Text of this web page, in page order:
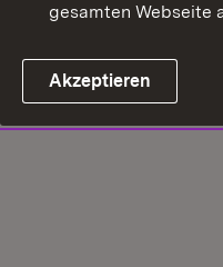
gesamten Webseite
Akzeptieren